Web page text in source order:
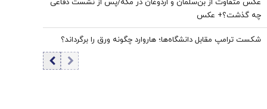
عکس متفاوت از بن‌سلمان و اردوغان در مکه/پس از نشست دفاعی
چه گذشت؟+ عکس
شکست ترامپ مقابل دانشگاه‌ها؛ هاروارد چگونه ورق را برگرداند؟